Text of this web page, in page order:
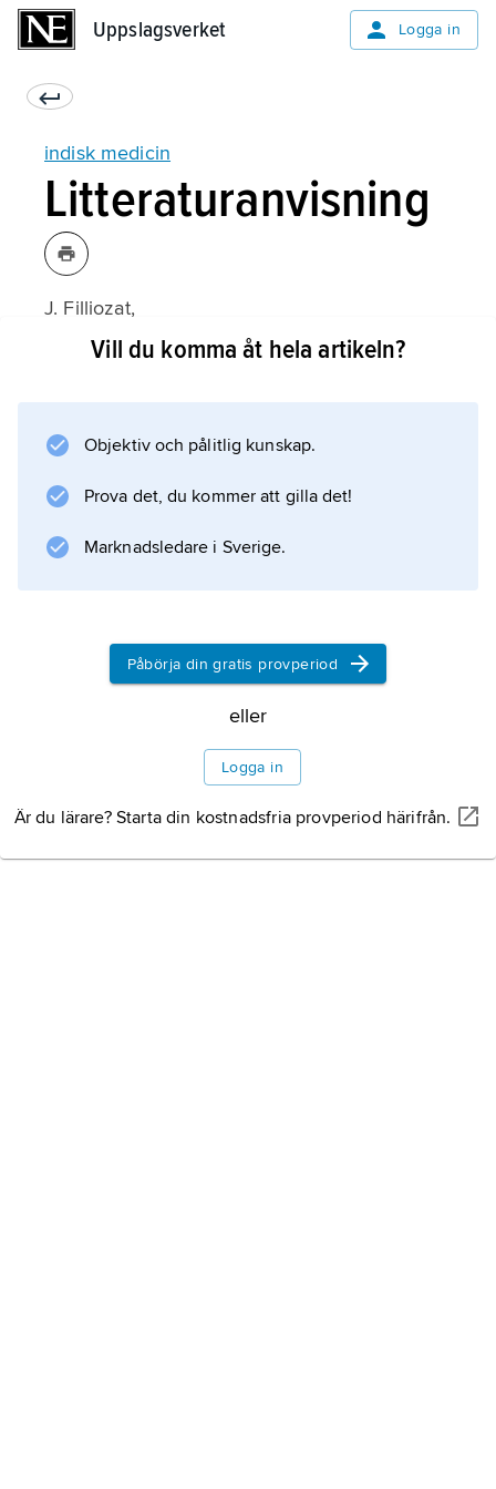
Uppslagsverket Logga in
indisk medicin
Litteraturanvisning
J. Filliozat,
La Doctrine classique de la médecine
Information om artikeln
Vill du komma åt hela artikeln?
Objektiv och pålitlig kunskap.
Prova det, du kommer att gilla det!
Marknadsledare i Sverige.
Påbörja din gratis provperiod
eller
Logga in
Är du lärare? Starta din kostnadsfria provperiod härifrån.